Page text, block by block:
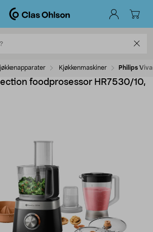
Kjøkkenmaskiner Philips
foodprosessor HR7530/10,